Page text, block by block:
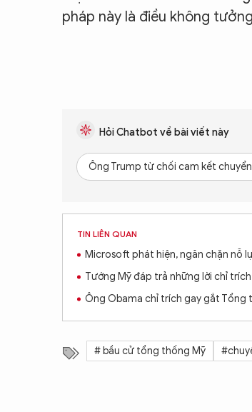
pháp này là điều không
Hỏi Chatbot về bài viết này
Ông Trump từ chối cam kết
TIN LIÊN QUAN
Microsoft phát hiện, ngăn chặn nỗ
Tướng Mỹ đáp trả những lời chỉ
Ông Obama chỉ trích gay gắt Tổng
# bầu cử tổng thống Mỹ